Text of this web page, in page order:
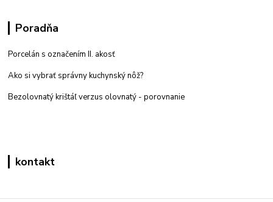
Poradňa
Porcelán s označením II. akosť
Ako si vybrať správny kuchynský nôž?
Bezolovnatý krištáľ verzus olovnatý - porovnanie
kontakt